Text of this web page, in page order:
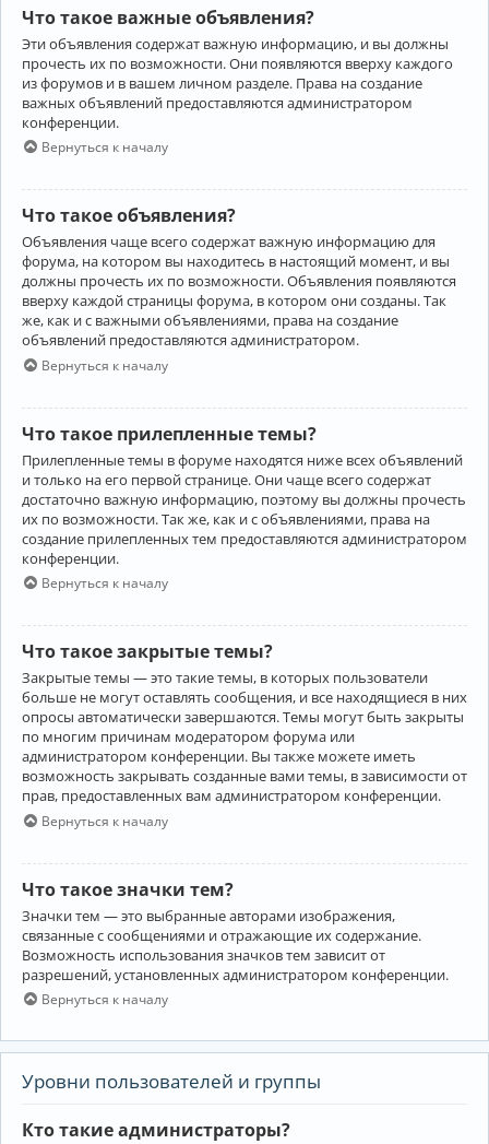
Что такое важные объявления?
Эти объявления содержат важную информацию, и вы должны
прочесть их по возможности. Они появляются вверху каждого
из форумов и в вашем личном разделе. Права на создание
важных объявлений предоставляются администратором
конференции.
Вернуться к началу
Что такое объявления?
Объявления чаще всего содержат важную информацию для
форума, на котором вы находитесь в настоящий момент, и вы
должны прочесть их по возможности. Объявления появляются
вверху каждой страницы форума, в котором они созданы. Так
же, как и с важными объявлениями, права на создание
объявлений предоставляются администратором.
Вернуться к началу
Что такое прилепленные темы?
Прилепленные темы в форуме находятся ниже всех объявлений
и только на его первой странице. Они чаще всего содержат
достаточно важную информацию, поэтому вы должны прочесть
их по возможности. Так же, как и с объявлениями, права на
создание прилепленных тем предоставляются администратором
конференции.
Вернуться к началу
Что такое закрытые темы?
Закрытые темы — это такие темы, в которых пользователи
больше не могут оставлять сообщения, и все находящиеся в них
опросы автоматически завершаются. Темы могут быть закрыты
по многим причинам модератором форума или
администратором конференции. Вы также можете иметь
возможность закрывать созданные вами темы, в зависимости от
прав, предоставленных вам администратором конференции.
Вернуться к началу
Что такое значки тем?
Значки тем — это выбранные авторами изображения,
связанные с сообщениями и отражающие их содержание.
Возможность использования значков тем зависит от
разрешений, установленных администратором конференции.
Вернуться к началу
Уровни пользователей и группы
Кто такие администраторы?